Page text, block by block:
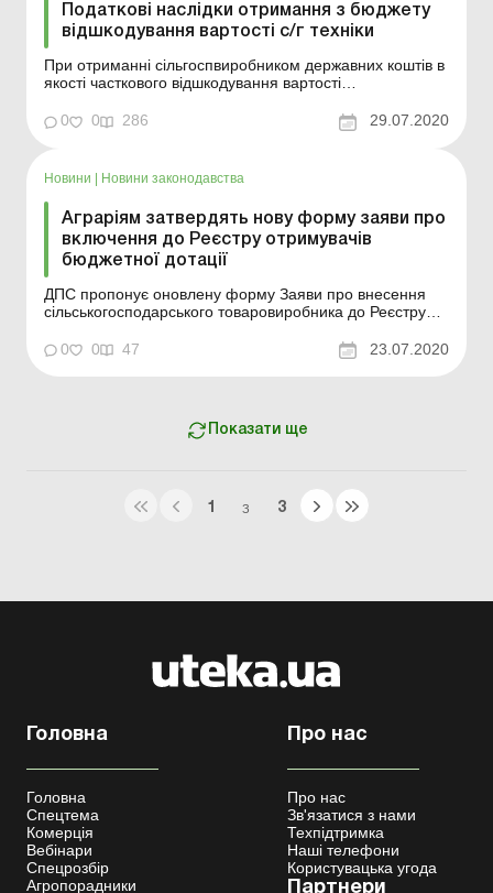
Податкові наслідки отримання з бюджету
відшкодування вартості с/г техніки
При отриманні сільгоспвиробником державних коштів в
якості часткового відшкодування вартості
обкладення ПДВ не виникає, і, відповідно, до бази
оподаткування ПДВ ці кошти не включаються.
ІНДИВІДУАЛЬНА ПОДАТКОВА КОНС...
0 0 286 29.07.2020
Новини | Новини законодавства
Аграріям затвердять нову форму заяви про
включення до Реєстру отримувачів
бюджетної дотації
ДПС пропонує оновлену форму Заяви про внесення
сільськогосподарського товаровиробника до Реєстру
дозволить сільськогосподарському товаровиробнику
повідомити ДПС про всіх пов'язаних з ним осіб, які
0 0 47 23.07.2020
Показати ще
1 З 3
Головна
Головна
Спецтема
Комерція
Вебінари
Спецрозбір
Агропорадники
Про нас
Про нас
Зв'язатися з нами
Техпідтримка
Наші телефони
Користувацька угода
Партнери